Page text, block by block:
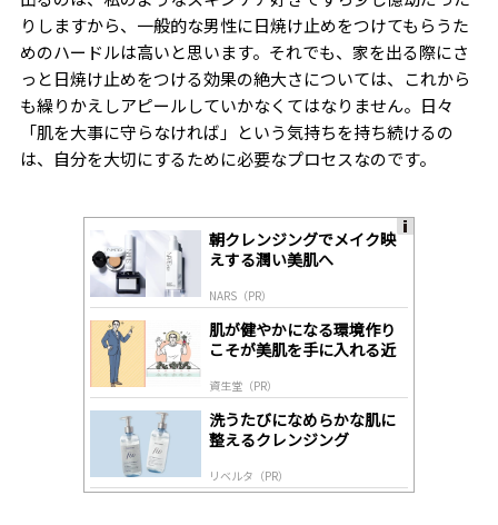
りしますから、一般的な男性に日焼け止めをつけてもらうた
めのハードルは高いと思います。それでも、家を出る際にさ
っと日焼け止めをつける効果の絶大さについては、これから
も繰りかえしアピールしていかなくてはなりません。日々
「肌を大事に守らなければ」という気持ちを持ち続けるの
は、自分を大切にするために必要なプロセスなのです。
朝クレンジングでメイク映
えする潤い美肌へ
NARS（PR）
肌が健やかになる環境作り
こそが美肌を手に入れる近
資生堂（PR）
洗うたびになめらかな肌に
整えるクレンジング
リベルタ（PR）